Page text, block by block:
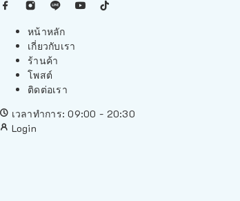
หน้าหลัก
เกี่ยวกับเรา
ร้านค้า
โพสต์
ติดต่อเรา
เวลาทำการ: 09:00 - 20:30
Login